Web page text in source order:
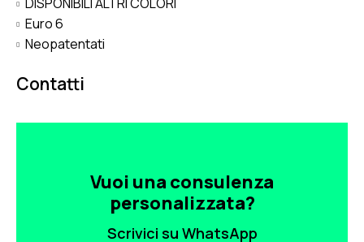
Euro 6
Neopatentati
Contatti
Vuoi una consulenza
personalizzata?
Scrivici su WhatsApp